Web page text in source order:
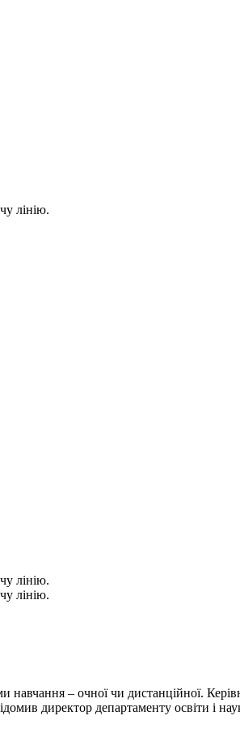
лінію.
лінію.
лінію.
– очної чи дистанційної.
директор департаменту освіти і